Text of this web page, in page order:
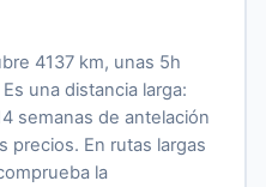
4137 km, unas 5h
una distancia larga:
semanas de antelación
precios. En rutas largas
la